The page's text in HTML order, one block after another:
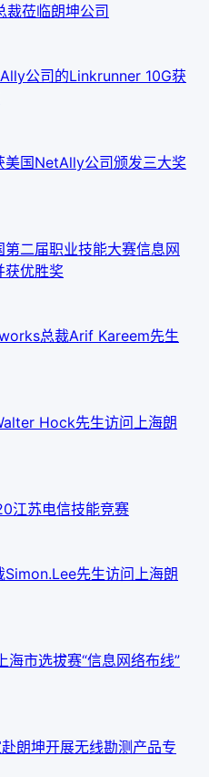
裁莅临朗坤公司
公司的Linkrunner 10G获
美国NetAlly公司颁发三大奖
第二届职业技能大赛信息网
获优胜奖
总裁Arif Kareem先生
Hock先生访问上海朗
江苏电信技能竞赛
先生访问上海朗
市选拔赛“信息网络布线”
朗坤开展无线勘测产品专